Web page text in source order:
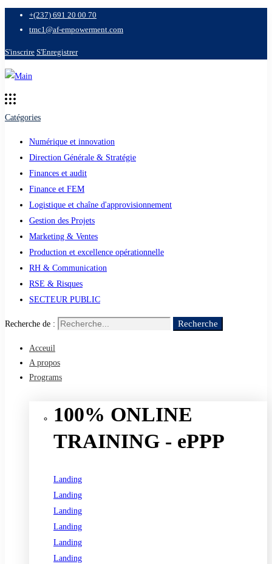
+(237) 691 20 00 70
tmc1@af-empowerment.com
S'inscrire S'Enregistrer
Catégories
Numérique et innovation
Direction Générale & Stratégie
Finances et audit
Finance et FEM
Logistique et chaîne d'approvisionnement
Gestion des Projets
Marketing & Ventes
Production et excellence opérationnelle
RH & Communication
RSE & Risques
SECTEUR PUBLIC
Recherche de : Recherche
Acceuil
A propos
Programs
100% ONLINE
TRAINING - ePPP
Landing
Landing
Landing
Landing
Landing
Landing